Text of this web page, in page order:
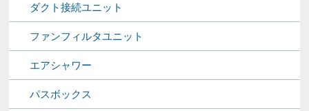
ダクト接続ユニット
ファンフィルタユニット
エアシャワー
パスボックス